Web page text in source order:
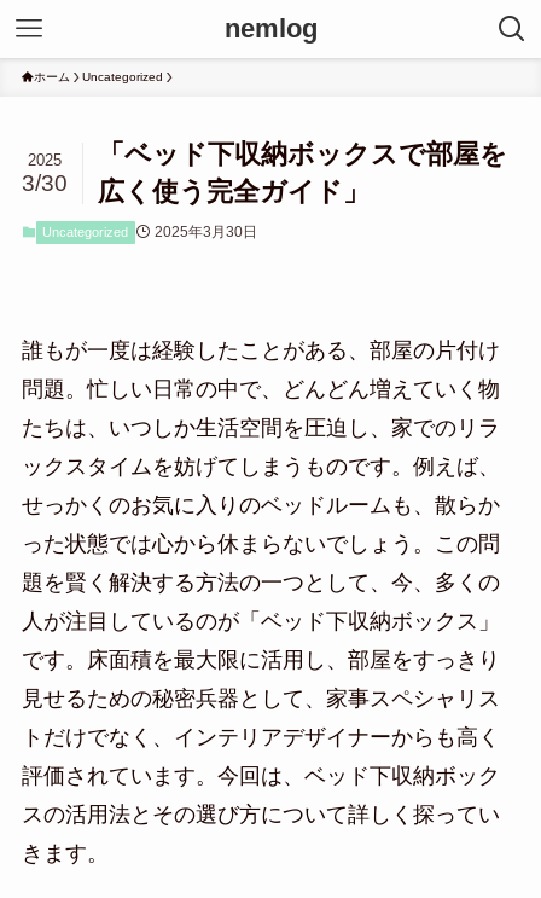
nemlog
ホーム Uncategorized
「ベッド下収納ボックスで部屋を
広く使う完全ガイド」
2025
3/30
Uncategorized 2025年3月30日
誰もが一度は経験したことがある、部屋の片付け
問題。忙しい日常の中で、どんどん増えていく物
たちは、いつしか生活空間を圧迫し、家でのリラ
ックスタイムを妨げてしまうものです。例えば、
せっかくのお気に入りのベッドルームも、散らか
った状態では心から休まらないでしょう。この問
題を賢く解決する方法の一つとして、今、多くの
人が注目しているのが「ベッド下収納ボックス」
です。床面積を最大限に活用し、部屋をすっきり
見せるための秘密兵器として、家事スペシャリス
トだけでなく、インテリアデザイナーからも高く
評価されています。今回は、ベッド下収納ボック
スの活用法とその選び方について詳しく探ってい
きます。